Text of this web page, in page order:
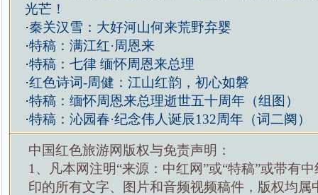
光芒！
·秦关汉雪：大好河山何来荒野弃婴
·特稿：满江红·周恩来
·特稿：七律 缅怀周恩来总理
·红色诗词-周健：江山红韵，初心如磐
·特稿：缅怀周恩来总理逝世五十周年（组图）
·特稿：沁园春·纪念伟人诞辰132周年（词二阕）
中国红色旅游网版权与免责声明：
1、凡本网注明“来源：中红网”或“特稿”或带有
印的所有文字、图片和音频视频稿件，版权均属